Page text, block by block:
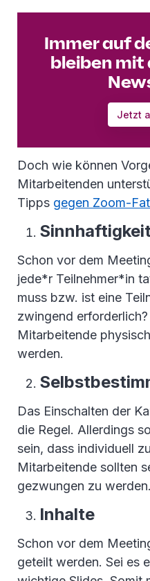
Immer auf
bleiben mit
Jetzt
Doch wie können
Mitarbeitenden
Tipps gegen Zoom-
Schon vor dem
jede*r Teilnehmer*in
muss bzw. ist eine
zwingend
Mitarbeitende
werden.
Das Einschalten der
die Regel. Allerdings
sein, dass individuell
Mitarbeitende sollten
gezwungen zu werden.
Inhalte
Schon vor dem
geteilt werden. Sei es